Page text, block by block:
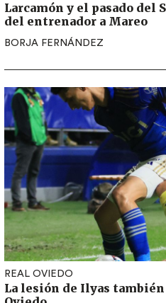
Larcamón y el pasado del
del entrenador a Mareo
BORJA FERNÁNDEZ
REAL OVIEDO
La lesión de Ilyas